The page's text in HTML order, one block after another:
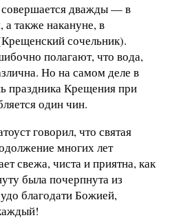
дважды — в
также накануне, в
сочельник).
полагают, что вода,
Но на самом деле в
праздника Крещения при
один чин.
говорил, что святая
многих лет
свежа, чиста и приятна, как
была почерпнута из
благодати Божией,